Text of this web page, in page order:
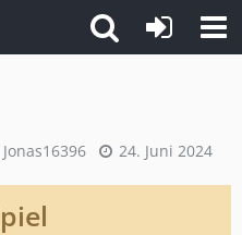
Jonas16396 24. Juni 2024